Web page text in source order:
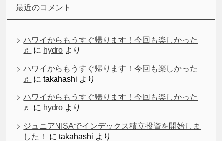
最近のコメント
ハワイからもうすぐ帰ります！今回も楽しかった
♬
に hydro より
ハワイからもうすぐ帰ります！今回も楽しかった
♬
にtakahashi より
ハワイからもうすぐ帰ります！今回も楽しかった
♬
に hydro より
ジュニアNISAでインデックス積立投資を開始しま
した！
にtakahashi より